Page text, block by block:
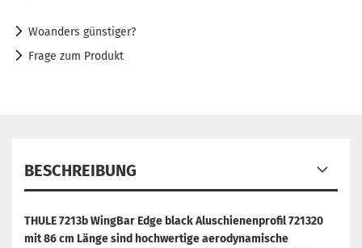
Woanders günstiger?
Frage zum Produkt
BESCHREIBUNG
THULE 7213b WingBar Edge black Aluschienenprofil 721320
mit 86 cm Länge sind hochwertige aerodynamische